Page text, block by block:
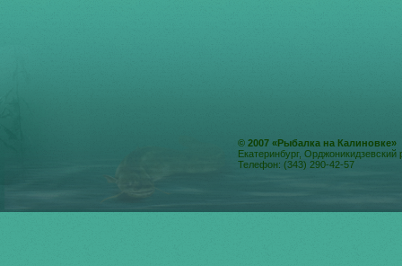
© 2007 «Рыбалка на Калиновке»
Екатеринбург,
Телефон: (343) 290-42-57